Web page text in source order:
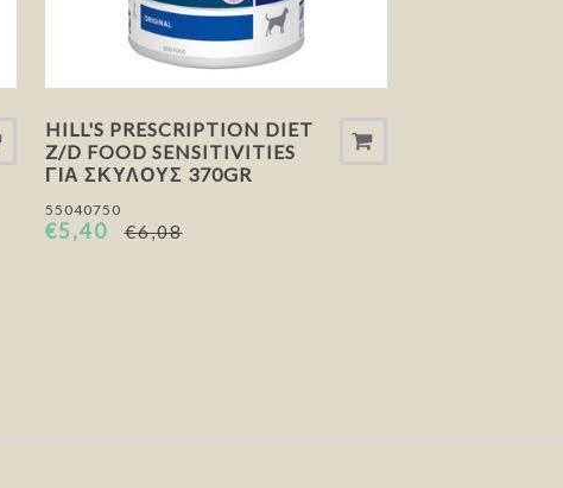
HILL'S PRESCRIPTION DIET
Z/D FOOD SENSITIVITIES
ΓΙΑ ΣΚΎΛΟΥΣ 370GR
55040750
€5,40 €6,08